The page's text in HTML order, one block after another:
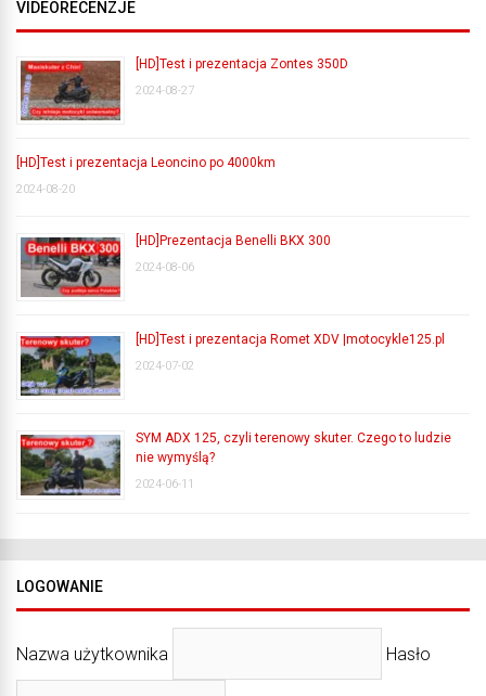
VIDEORECENZJE
[HD]Test i prezentacja Zontes 350D
2024-08-27
[HD]Test i prezentacja Leoncino po 4000km
2024-08-20
[HD]Prezentacja Benelli BKX 300
2024-08-06
[HD]Test i prezentacja Romet XDV |motocykle125.pl
2024-07-02
SYM ADX 125, czyli terenowy skuter. Czego to ludzie
nie wymyślą?
2024-06-11
LOGOWANIE
Nazwa użytkownika Hasło